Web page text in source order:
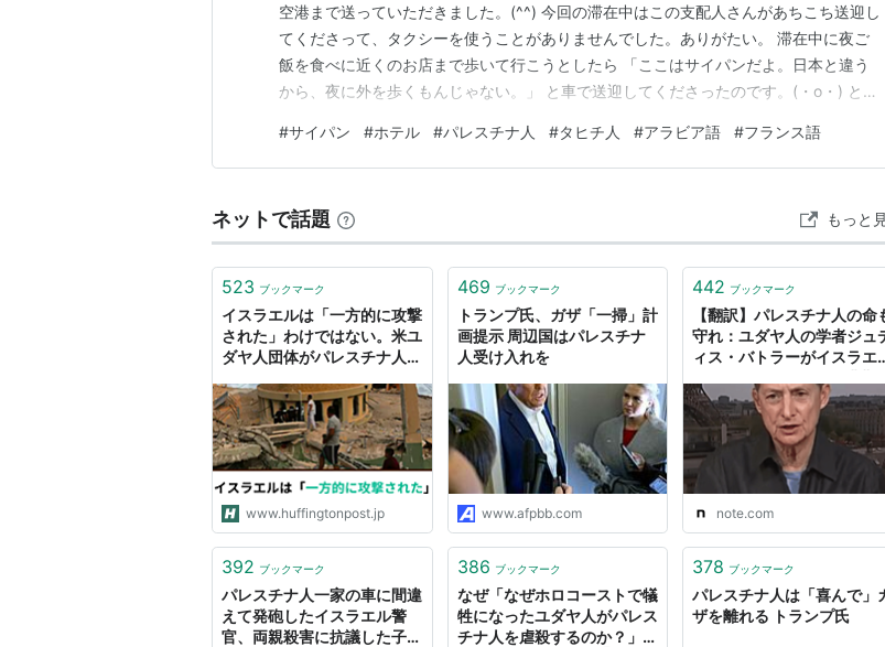
空港まで送っていただきました。(^^) 今回の滞在中はこの支配人さんがあちこち送迎し
てくださって、タクシーを使うことがありませんでした。ありがたい。 滞在中に夜ご
飯を食べに近くのお店まで歩いて行こうとしたら 「ここはサイパンだよ。日本と違う
から、夜に外を歩くもんじゃない。」 と車で送迎してくださったのです。(・o・) とて
はタヒチ人で、英語とフランス語ができます。 というわけで、小規模ホテルながらア
ラビア語とフランス語にも対応しているという…
#サイパン #ホテル #パレスチナ人 #タヒチ人 #アラビア語 #フランス語
ネットで話題 もっと
523 ブックマーク
イスラエルは「一方的に攻撃
された」わけではない。米ユ
ダヤ人団体がパレスチナ人抑
判
www.huffingtonpost.jp
469 ブックマーク
トランプ氏、ガザ「一掃」計
画提示 周辺国はパレスチナ
人受け入れを
www.afpbb.com
442 ブックマーク
【翻訳】パレスチナ人の命
守れ：ユダヤ人の学者ジュ
ィス・バトラーがイスラエ
カフェ・フスタート
note.com
392 ブックマーク
パレスチナ人一家の車に間違
えて発砲したイスラエル警
官、両親殺害に抗議した子ど
386 ブックマーク
なぜ「なぜホロコーストで犠
牲になったユダヤ人がパレス
チナ人を虐殺するのか？」と
378 ブックマーク
パレスチナ人は「喜んで」
ザを離れる トランプ氏